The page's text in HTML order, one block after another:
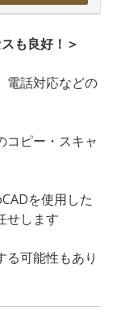
も良好！＞
電話対応などの
ピー・スキャ
を使用した
せします
可能性もあり